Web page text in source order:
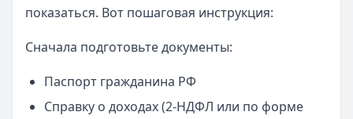
показаться. Вот пошаговая инструкция:
Сначала подготовьте документы:
Паспорт гражданина РФ
Справку о доходах (2-НДФЛ или по форме